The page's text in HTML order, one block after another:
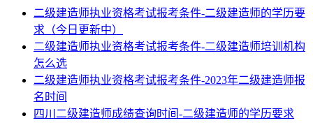
二级建造师执业资格考试报考条件-二级建造师的学历要
求（今日更新中）
二级建造师执业资格考试报考条件-二级建造师培训机构
怎么选
二级建造师执业资格考试报考条件-2023年二级建造师报
名时间
四川二级建造师成绩查询时间-二级建造师的学历要求